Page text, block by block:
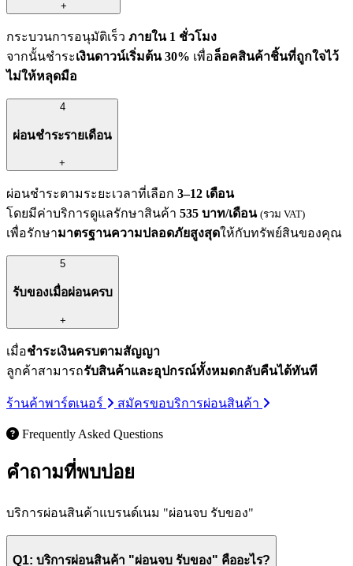
+
กระบวนการอนุมัติเร็ว ภายใน 1 ชั่วโมง
จากนั้นชำระเงินดาวน์เริ่มต้น 30% เพื่อล็อคสินค้าชิ้นที่ถูกใจไว้
ไม่ให้หลุดมือ
4
ผ่อนชำระรายเดือน
+
ผ่อนชำระตามระยะเวลาที่เลือก 3–12 เดือน
โดยมีค่าบริการดูแลรักษาสินค้า 535 บาท/เดือน (รวม VAT)
เพื่อรักษามาตรฐานความปลอดภัยสูงสุดให้กับทรัพย์สินของคุณ
5
รับของเมื่อผ่อนครบ
+
เมื่อชำระเงินครบตามสัญญา
ลูกค้าสามารถรับสินค้าและอุปกรณ์ทั้งหมดกลับคืนได้ทันที
ร้านค้าพาร์ตเนอร์ สมัครขอบริการผ่อนสินค้า
Frequently Asked Questions
คำถามที่พบบ่อย
บริการผ่อนสินค้าแบรนด์เนม "ผ่อนจบ รับของ"
Q1: บริการผ่อนสินค้า "ผ่อนจบ รับของ" คืออะไร?